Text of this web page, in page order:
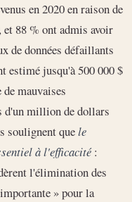
en 2020 en raison de
88 % ont admis avoir
de données défaillants
estimé jusqu'à 500 000 $
de mauvaises
d'un million de dollars
soulignent quele
à l'efficacité:
l'élimination des
» pour la